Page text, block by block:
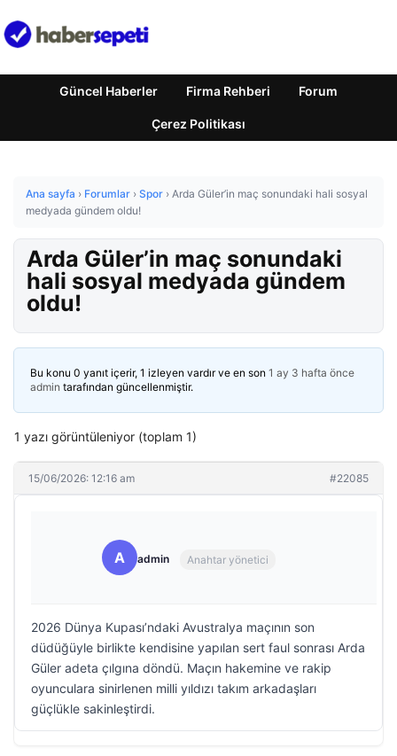
Güncel Haberler Firma Rehberi Forum
Çerez Politikası
Ana sayfa › Forumlar › Spor › Arda Güler’in maç sonundaki hali sosyal
medyada gündem oldu!
Arda Güler’in maç sonundaki
hali sosyal medyada gündem
oldu!
Bu konu 0 yanıt içerir, 1 izleyen vardır ve en son 1 ay 3 hafta önce
admin tarafından güncellenmiştir.
1 yazı görüntüleniyor (toplam 1)
15/06/2026: 12:16 am #22085
A admin Anahtar yönetici
2026 Dünya Kupası’ndaki Avustralya maçının son
düdüğüyle birlikte kendisine yapılan sert faul sonrası Arda
Güler adeta çılgına döndü. Maçın hakemine ve rakip
oyunculara sinirlenen milli yıldızı takım arkadaşları
güçlükle sakinleştirdi.